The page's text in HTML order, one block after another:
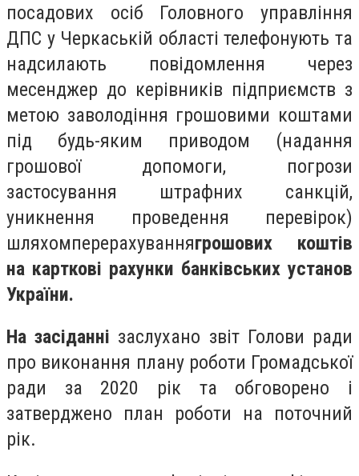
посадових осіб Головного управління
ДПС у Черкаській області телефонують та
надсилають повідомлення через
месенджер до керівників підприємств з
метою заволодіння грошовими коштами
під будь-яким приводом (надання
грошової допомоги, погрози
застосування штрафних санкцій,
уникнення проведення перевірок)
шляхомперерахуваннягрошових коштів
на карткові рахунки банківських установ
України.
На засіданні заслухано звіт Голови ради
про виконання плану роботи Громадської
ради за 2020 рік та обговорено і
затверджено план роботи на поточний
рік.